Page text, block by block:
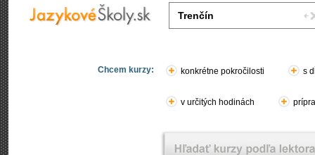
Chcem kurzy: konkrétne pokročilosti s
v určitých hodinách